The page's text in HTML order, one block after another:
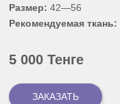
Размер:42—56
Рекомендуемая ткань:
5 000 Тенге